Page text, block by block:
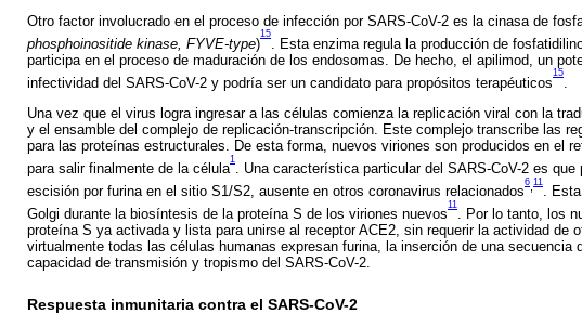
Otro factor involucrado en el proceso de infección por SARS-CoV-2 es la cinasa de
phosphoinositide kinase, FYVE-type)
15
. Esta enzima regula la producción de
participa en el proceso de maduración de los endosomas. De hecho, el apilimod, un
infectividad del SARS-CoV-2 y podría ser un candidato para propósitos terapéuticos
15
Una vez que el virus logra ingresar a las células comienza la replicación viral con la
y el ensamble del complejo de replicación-transcripción. Este complejo transcribe las
para las proteínas estructurales. De esta forma, nuevos viriones son producidos en el
para salir finalmente de la célula
1
. Una característica particular del SARS-CoV-2 es
escisión por furina en el sitio S1/S2, ausente en otros coronavirus relacionados
6 11
.
Golgi durante la biosíntesis de la proteína S de los viriones nuevos
11
. Por lo tanto, los
proteína S ya activada y lista para unirse al receptor ACE2, sin requerir la actividad de
virtualmente todas las células humanas expresan furina, la inserción de una secuencia
capacidad de transmisión y tropismo del SARS-CoV-2.
Respuesta inmunitaria contra el SARS-CoV-2